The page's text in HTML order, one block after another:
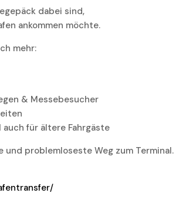
dabei sind,
ankommen möchte.
mehr:
& Messebesucher
für ältere Fahrgäste
und problemloseste Weg zum Terminal.